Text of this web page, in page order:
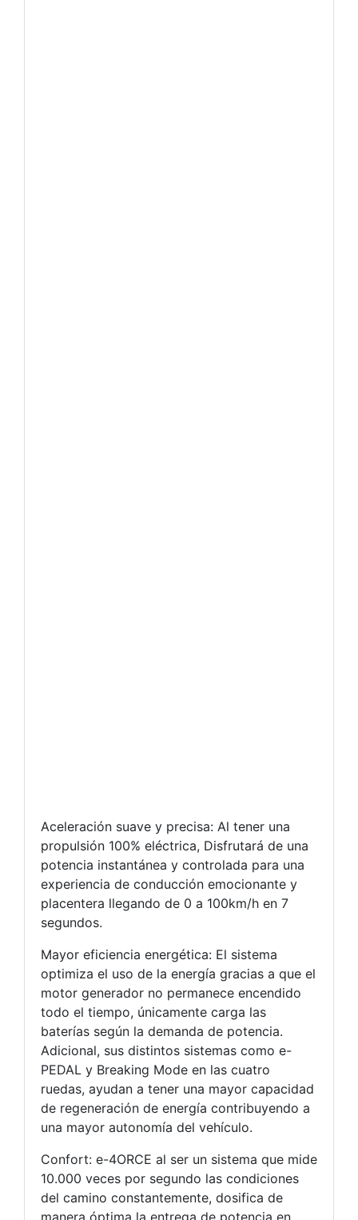
Aceleración suave y precisa: Al tener una
propulsión 100% eléctrica, Disfrutará de una
potencia instantánea y controlada para una
experiencia de conducción emocionante y
placentera llegando de 0 a 100km/h en 7
segundos.
Mayor eficiencia energética: El sistema
optimiza el uso de la energía gracias a que el
motor generador no permanece encendido
todo el tiempo, únicamente carga las
baterías según la demanda de potencia.
Adicional, sus distintos sistemas como e-
PEDAL y Breaking Mode en las cuatro
ruedas, ayudan a tener una mayor capacidad
de regeneración de energía contribuyendo a
una mayor autonomía del vehículo.
Confort: e-4ORCE al ser un sistema que mide
10.000 veces por segundo las condiciones
del camino constantemente, dosifica de
manera óptima la entrega de potencia en